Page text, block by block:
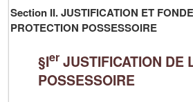
Section II. JUSTIFICATION ET
PROTECTION POSSESSOIRE
§Ier JUSTIFICATION DE
POSSESSOIRE